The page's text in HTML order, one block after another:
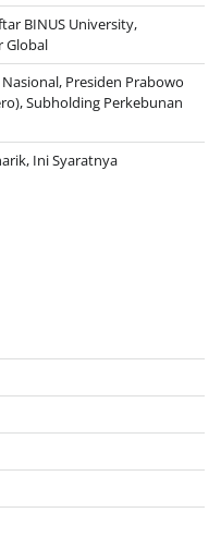
BINUS University,
Global
Presiden Prabowo
Subholding Perkebunan
Ini Syaratnya